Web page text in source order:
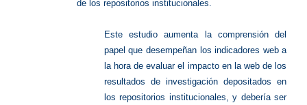
de los repositorios institucionales.
Este estudio aumenta la comprensión del
papel que desempeñan los indicadores web a
la hora de evaluar el impacto en la web de los
resultados de investigación depositados en
los repositorios institucionales, y debería ser